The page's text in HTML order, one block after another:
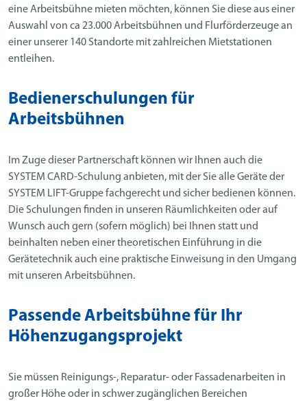
eine Arbeitsbühne mieten möchten, können Sie diese aus einer
Auswahl von ca 23.000 Arbeitsbühnen und Flurförderzeuge an
einer unserer 140 Standorte mit zahlreichen Mietstationen
entleihen.
Bedienerschulungen für
Arbeitsbühnen
Im Zuge dieser Partnerschaft können wir Ihnen auch die
SYSTEM CARD-Schulung anbieten, mit der Sie alle Geräte der
SYSTEM LIFT-Gruppe fachgerecht und sicher bedienen können.
Die Schulungen finden in unseren Räumlichkeiten oder auf
Wunsch auch gern (sofern möglich) bei Ihnen statt und
beinhalten neben einer theoretischen Einführung in die
Gerätetechnik auch eine praktische Einweisung in den Umgang
mit unseren Arbeitsbühnen.
Passende Arbeitsbühne für Ihr
Höhenzugangsprojekt
Sie müssen Reinigungs-, Reparatur- oder Fassadenarbeiten in
großer Höhe oder in schwer zugänglichen Bereichen